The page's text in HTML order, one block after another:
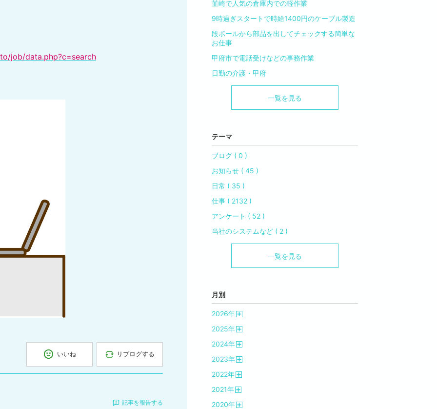
job/data.php?c=search
いいね リブログする
記事を報告する
韮崎で人気の倉庫内での軽作業
9時過ぎスタートで時給1400円のケーブル製造
段ボールから部品を出してチェックする簡単な
お仕事
甲府市で電話受けなどの事務作業
日勤の介護・甲府
一覧を見る
テーマ
ブログ ( 0 )
お知らせ ( 45 )
日常 ( 35 )
仕事 ( 2132 )
アンケート ( 52 )
当社のシステムなど ( 2 )
一覧を見る
月別
2026年
2025年
2024年
2023年
2022年
2021年
2020年